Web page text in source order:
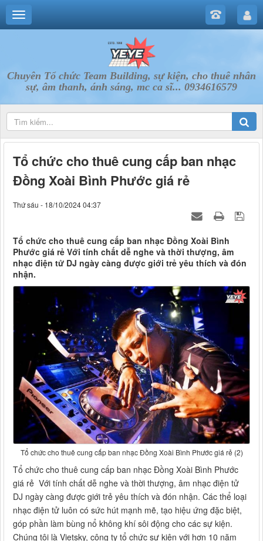
Chuyên Tổ chức Team Building, sự kiện, cho thuê nhân
sự, âm thanh, ánh sáng, mc ca sĩ... 0934616579
Tổ chức cho thuê cung cấp ban nhạc
Đồng Xoài Bình Phước giá rẻ
Thứ sáu - 18/10/2024 04:37
Tổ chức cho thuê cung cấp ban nhạc Đồng Xoài Bình
Phước giá rẻ Với tính chất dễ nghe và thời thượng, âm
nhạc điện tử DJ ngày càng được giới trẻ yêu thích và đón
nhận.
Tổ chức cho thuê cung cấp ban nhạc Đồng Xoài Bình Phước giá rẻ (2)
Tổ chức cho thuê cung cấp ban nhạc Đồng Xoài Bình Phước
giá rẻ Với tính chất dễ nghe và thời thượng, âm nhạc điện tử
DJ ngày càng được giới trẻ yêu thích và đón nhận. Các thể loại
nhạc điện tử luôn có sức hút mạnh mẽ, tạo hiệu ứng đặc biệt,
góp phần làm bùng nổ không khí sôi động cho các sự kiện.
Chúng tôi là Vietsky, công ty tổ chức sự kiện với hơn 10 năm